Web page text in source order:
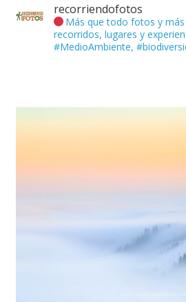
recorriendofotos
Más que todo fotos y
recorridos, lugares y
#MedioAmbiente,